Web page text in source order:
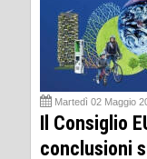
Martedì 02 Maggio
Il Consiglio
conclusioni